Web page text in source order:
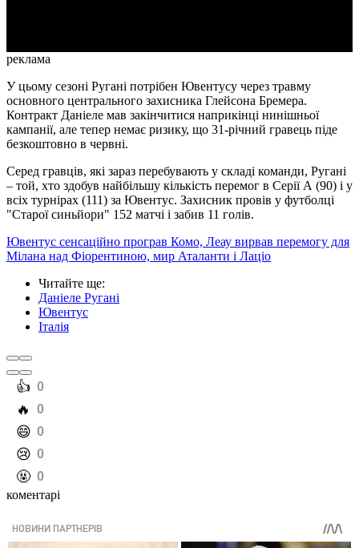
реклама
У цьому сезоні Ругані потрібен Ювентусу через травму
основного центрального захисника Глейсона Бремера.
Контракт Даніеле мав закінчитися наприкінці нинішньої
кампанії, але тепер немає ризику, що 31-річний гравець піде
безкоштовно в червні.
Серед гравців, які зараз перебувають у складі команди, Ругані
– той, хто здобув найбільшу кількість перемог в Серії А (90) і у
всіх турнірах (111) за Ювентус. Захисник провів у футболці
"Старої синьйори" 152 матчі і забив 11 голів.
Ювентус сенсаційно програв Комо, Леау вирвав перемогу для
Мілана над Фіорентиною, мир Аталанти і Лаціо
Читайте ще:
Даніеле Ругані
Ювентус
Італія
️👍 0
️🔥 0
️😄 0
️😢 0
️🤬 0
коментарі